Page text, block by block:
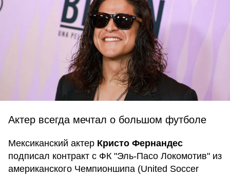
Актер всегда мечтал о большом футболе
Мексиканский актер Кристо Фернандес
подписал контракт с ФК "Эль-Пасо Локомотив" из
американского Чемпионшипа (United Soccer